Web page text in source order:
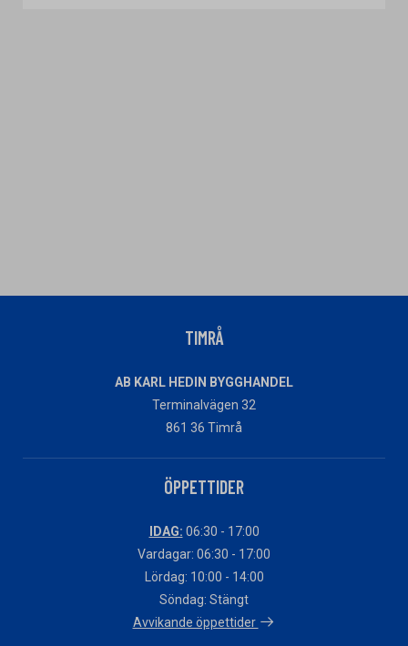
TIMRÅ
AB KARL HEDIN BYGGHANDEL
Terminalvägen 32
861 36 Timrå
ÖPPETTIDER
IDAG: 06:30 - 17:00
Vardagar: 06:30 - 17:00
Lördag: 10:00 - 14:00
Söndag: Stängt
Avvikande öppettider